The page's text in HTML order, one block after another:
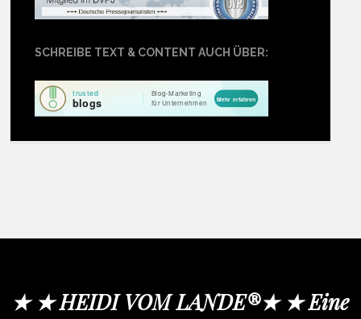
SCHREIBE TEXT & CONTENT AUCH ÜBER:
★ ★ HEIDI VOM LANDE®★ ★ Eine